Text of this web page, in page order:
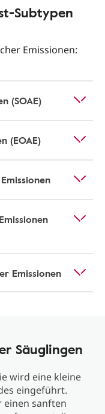
Subtypen
Emissionen:
(SOAE)
(EOAE)
Emissionen
Säuglingen
wird eine kleine
eingeführt.
einen sanften